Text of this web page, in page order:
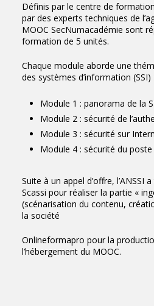
Définis par le centre de formation
par des experts techniques de
MOOC SecNumacadémie sont
formation de 5 unités.
Chaque module aborde une
des systèmes d’information (SSI) :
Module 1 : panorama de la
Module 2 : sécurité de
Module 3 : sécurité sur
Module 4 : sécurité du
Suite à un appel d’offre, l’ANSSI
Scassi pour réaliser la partie «
(scénarisation du contenu,
la société
Onlineformapro pour la
l’hébergement du MOOC.